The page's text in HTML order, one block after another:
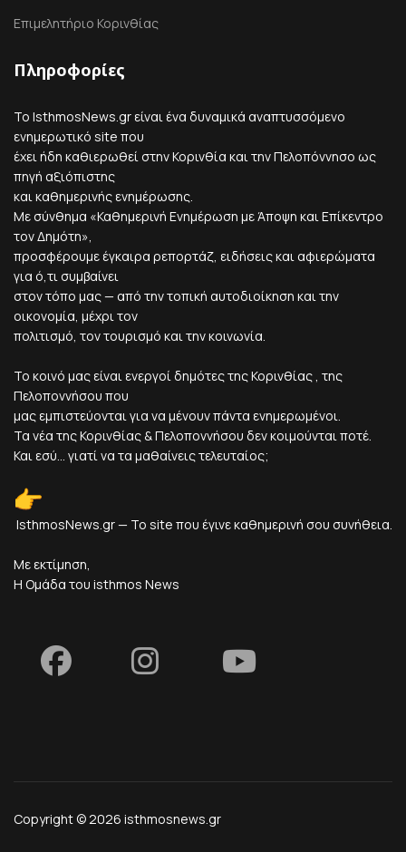
Επιμελητήριο Κορινθίας
Πληροφορίες
Το IsthmosNews.gr είναι ένα δυναμικά αναπτυσσόμενο
ενημερωτικό site που
έχει ήδη καθιερωθεί στην Κορινθία και την Πελοπόννησο ως
πηγή αξιόπιστης
και καθημερινής ενημέρωσης.
Με σύνθημα «Καθημερινή Ενημέρωση με Άποψη και Επίκεντρο
τον Δημότη»,
προσφέρουμε έγκαιρα ρεπορτάζ, ειδήσεις και αφιερώματα
για ό,τι συμβαίνει
στον τόπο μας — από την τοπική αυτοδιοίκηση και την
οικονομία, μέχρι τον
πολιτισμό, τον τουρισμό και την κοινωνία.
Το κοινό μας είναι ενεργοί δημότες της Κορινθίας , της
Πελοποννήσου που
μας εμπιστεύονται για να μένουν πάντα ενημερωμένοι.
Τα νέα της Κορινθίας & Πελοποννήσου δεν κοιμούνται ποτέ.
Και εσύ... γιατί να τα μαθαίνεις τελευταίος;
IsthmosNews.gr — Το site που έγινε καθημερινή σου συνήθεια.
Με εκτίμηση,
Η Ομάδα του isthmos News
Copyright © 2026 isthmosnews.gr